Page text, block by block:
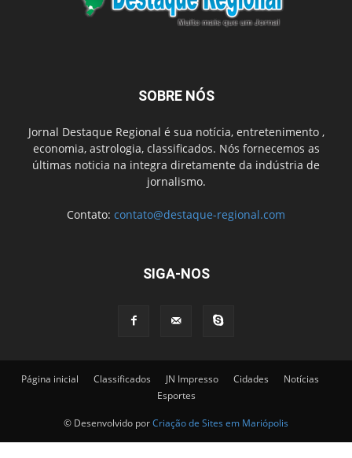
SOBRE NÓS
Jornal Destaque Regional é sua notícia, entretenimento ,
economia, astrologia, classificados. Nós fornecemos as
últimas noticia na integra diretamente da indústria de
jornalismo.
Contato: contato@destaque-regional.com
SIGA-NOS
Página inicial Classificados JN Impresso Cidades
Notícias
Esportes
© Desenvolvido porCriação de Sites em Mariópolis